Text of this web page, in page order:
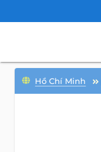
Hồ Chí Minh